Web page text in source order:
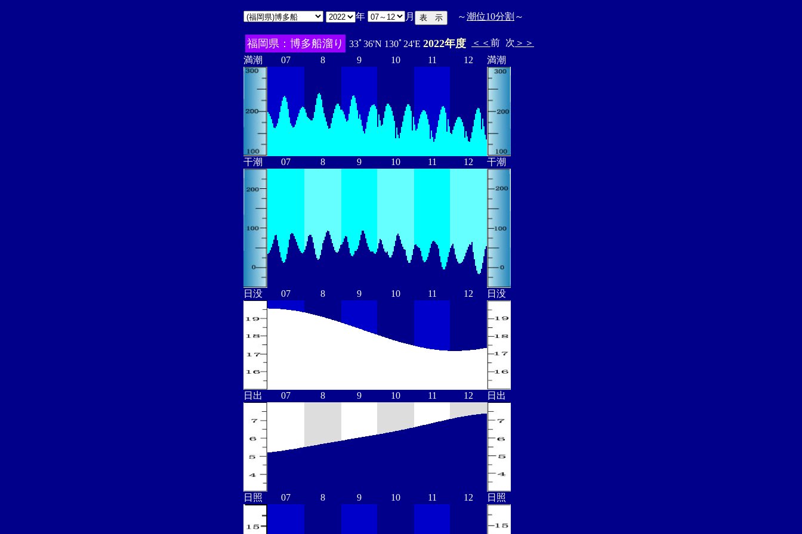
年 月 ～潮位10分割 ～
福岡県：博多船溜り 33ﾟ36'N 130ﾟ24'E 2022年度 ＜＜ 前 次 ＞＞
満潮
07 8 9 10 11 12 満潮
干潮 07 8 9 10 11 12 干潮
日没 07 8 9 10 11 12 日没
日出 07 8 9 10 11 12 日出
日照 07 8 9 10 11 12 日照